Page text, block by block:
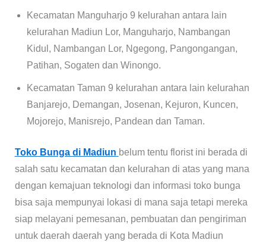
Kecamatan Manguharjo 9 kelurahan antara lain
kelurahan Madiun Lor, Manguharjo, Nambangan
Kidul, Nambangan Lor, Ngegong, Pangongangan,
Patihan, Sogaten dan Winongo.
Kecamatan Taman 9 kelurahan antara lain kelurahan
Banjarejo, Demangan, Josenan, Kejuron, Kuncen,
Mojorejo, Manisrejo, Pandean dan Taman.
Toko Bunga di Madiun belum tentu florist ini berada di
salah satu kecamatan dan kelurahan di atas yang mana
dengan kemajuan teknologi dan informasi toko bunga
bisa saja mempunyai lokasi di mana saja tetapi mereka
siap melayani pemesanan, pembuatan dan pengiriman
untuk daerah daerah yang berada di Kota Madiun